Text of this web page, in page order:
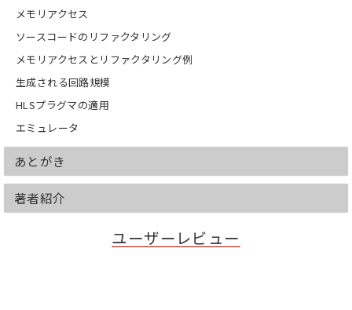
メモリアクセス
ソースコードのリファクタリング
メモリアクセスとリファクタリング例
生成される回路規模
HLSプラグマの適用
エミュレータ
あとがき
著者紹介
ユーザーレビュー